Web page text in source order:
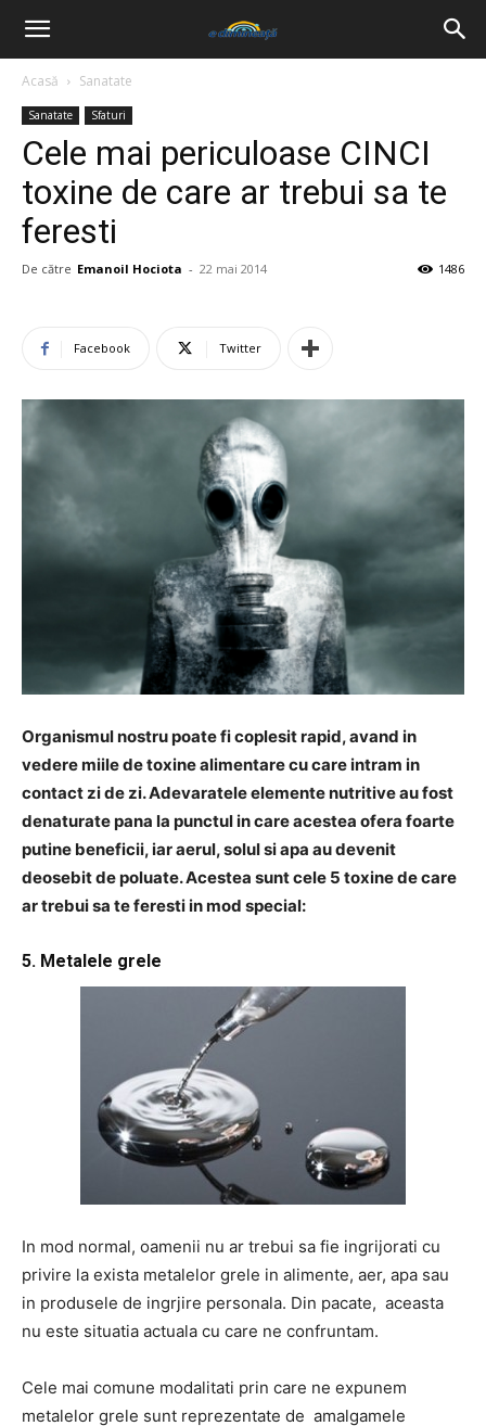
Acasă Sanatate
Sanatate Sfaturi
Cele mai periculoase CINCI
toxine de care ar trebui sa te
feresti
De către Emanoil Hociota - 22 mai 2014 1486
Facebook Twitter
Organismul nostru poate fi coplesit rapid, avand in
vedere miile de toxine alimentare cu care intram in
contact zi de zi. Adevaratele elemente nutritive au fost
denaturate pana la punctul in care acestea ofera foarte
putine beneficii, iar aerul, solul si apa au devenit
deosebit de poluate. Acestea sunt cele 5 toxine de care
ar trebui sa te feresti in mod special:
5. Metalele grele
In mod normal, oamenii nu ar trebui sa fie ingrijorati cu
privire la exista metalelor grele in alimente, aer, apa sau
in produsele de ingrjire personala. Din pacate, aceasta
nu este situatia actuala cu care ne confruntam.
Cele mai comune modalitati prin care ne expunem
metalelor grele sunt reprezentate de amalgamele